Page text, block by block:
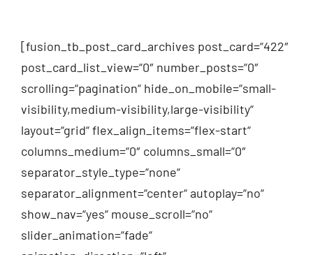
[fusion_tb_post_card_archives post_card=“422″
post_card_list_view=“0″ number_posts=“0″
scrolling=“pagination“ hide_on_mobile=“small-
visibility,medium-visibility,large-visibility“
layout=“grid“ flex_align_items=“flex-start“
columns_medium=“0″ columns_small=“0″
separator_style_type=“none“
separator_alignment=“center“ autoplay=“no“
show_nav=“yes“ mouse_scroll=“no“
slider_animation=“fade“